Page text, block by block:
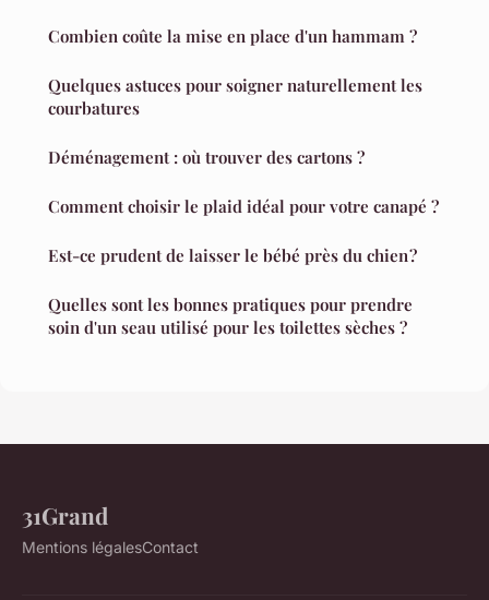
Combien coûte la mise en place d'un hammam ?
Quelques astuces pour soigner naturellement les
courbatures
Déménagement : où trouver des cartons ?
Comment choisir le plaid idéal pour votre canapé ?
Est-ce prudent de laisser le bébé près du chien ?
Quelles sont les bonnes pratiques pour prendre
soin d'un seau utilisé pour les toilettes sèches ?
31Grand
Mentions légalesContact